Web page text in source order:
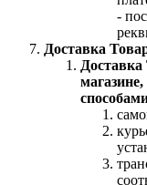
-
Доставка
Доставка